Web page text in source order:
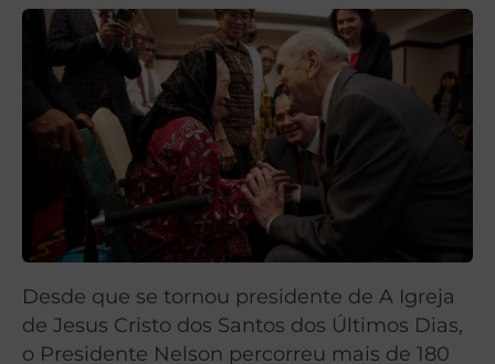
Desde que se tornou presidente de A Igreja
de Jesus Cristo dos Santos dos Últimos Dias,
o Presidente Nelson percorreu mais de 180